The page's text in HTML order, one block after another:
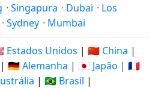
· Singapura · Dubai · Los
· Sydney · Mumbai
Estados Unidos | 🇨🇳 China |
| 🇩🇪 Alemanha | 🇯🇵 Japão | 🇫🇷
| 🇧🇷 Brasil |